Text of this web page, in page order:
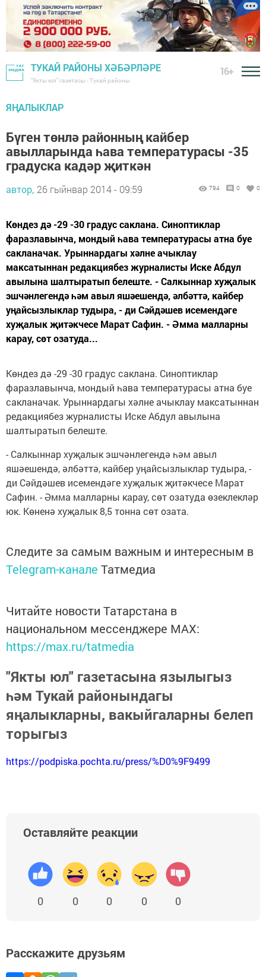
ТУКАЙ РАЙОНЫ ХӘБӘРЛӘРЕ
"Якты юл" газетасы - Тукай районы
16+
ЯҢАЛЫКЛАР
Бүген төнлә районның кайбер
авылларында һава температурасы -35
градуска кадәр җиткән
автор, 26 гыйнвар 2014 - 09:59 794 0 0
Көндез дә -29 -30 градус саклана. Синоптиклар
фаразлавынча, мондый һава температурасы атна буе
сакланачак. Урыннардагы хәлне ачыклау
максатыннан редакциябез журналисты Иске Абдул
авылына шалтыратып белеште. - Салкыннар хуҗалык
эшчәнлегендә һәм авыл яшәешендә, әлбәттә, кайбер
уңайсызлыклар тудыра, - ди Сәйдәшев исемендәге
хуҗалык җитәкчесе Марат Сафин. - Әмма малларны
карау, сөт озатуда...
Көндез дә -29 -30 градус саклана. Синоптиклар
фаразлавынча, мондый һава температурасы атна буе
сакланачак. Урыннардагы хәлне ачыклау максатыннан
редакциябез журналисты Иске Абдул авылына
шалтыратып белеште.
- Салкыннар хуҗалык эшчәнлегендә һәм авыл
яшәешендә, әлбәттә, кайбер уңайсызлыклар тудыра,-
ди Сәйдәшев исемендәге хуҗалык җитәкчесе Марат
Сафин. -Әмма малларны карау, сөт озатуда өзеклекләр
юк. Көненә хуҗалык 8,5 тонна сөт озата.
Следите за самым важным и интересным в
Telegram-канале Татмедиа
Читайте новости Татарстана в
национальном мессенджере MАХ:
https://max.ru/tatmedia
"Якты юл" газетасына язылыгыз
һәм Тукай районындагы
яңалыкларны, вакыйгаларны белеп
торыгыз
https://podpiska.pochta.ru/press/%D0%9F9499
Оставляйте реакции
0 0 0 0 0
Расскажите друзьям